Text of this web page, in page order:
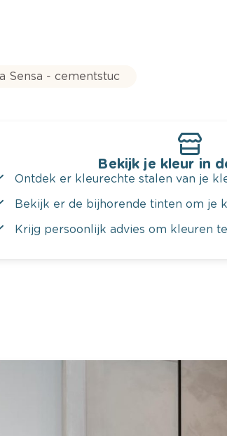
Sensa - cementstuc
Bekijk je kleur in
Ontdek er kleurechte stalen van je
Bekijk er de bijhorende tinten om je
Krijg persoonlijk advies om kleuren